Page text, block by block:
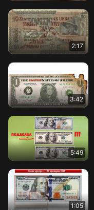
2:17
3:42
5:49
1:05